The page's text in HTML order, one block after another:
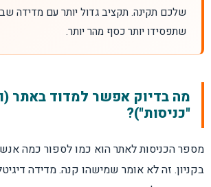
שלכם תקינה. תקציב גדול יותר עם מדידה
שתפסידו יותר כסף מהר יותר.
מה בדיוק אפשר למדוד באתר
"כניסות")?
מספר הכניסות לאתר הוא כמו לספור כמה
בקניון. זה לא אומר שמישהו קנה. מדידה